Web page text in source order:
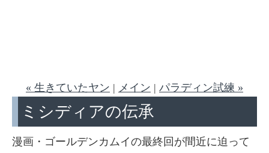
« 生きていたヤン | メイン | パラディン試練 »
ミシディアの伝承
漫画・ゴールデンカムイの最終回が間近に迫って